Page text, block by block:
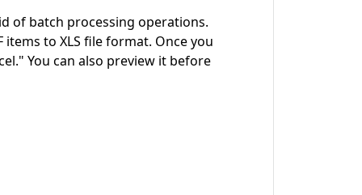
of batch processing operations.
to XLS file format. Once you
You can also preview it before